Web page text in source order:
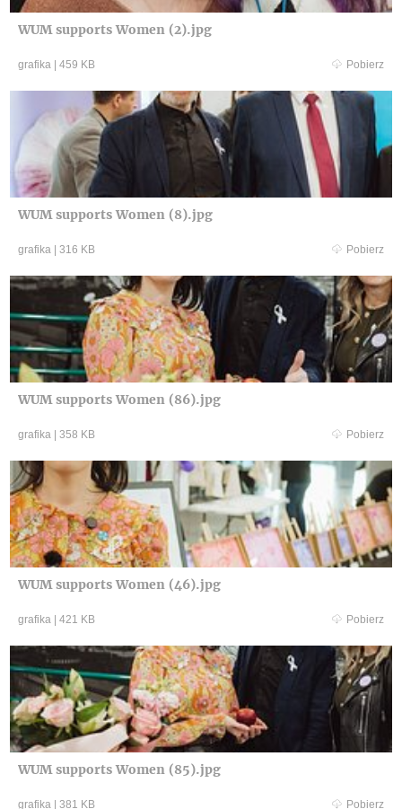
WUM supports Women (2).jpg
grafika 459 KB Pobierz
WUM supports Women (8).jpg
grafika 316 KB Pobierz
WUM supports Women (86).jpg
grafika 358 KB Pobierz
WUM supports Women (46).jpg
grafika 421 KB Pobierz
WUM supports Women (85).jpg
grafika 381 KB Pobierz